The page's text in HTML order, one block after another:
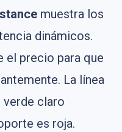
muestra los
dinámicos.
el precio para que
La línea
claro
es roja.